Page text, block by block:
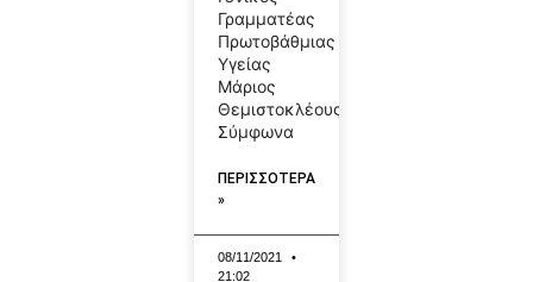
Γραμματέας
Πρωτοβάθμιας
Υγείας
Μάριος
Θεμιστοκλέους.
Σύμφωνα
ΠΕΡΙΣΣΟΤΕΡΑ
»
08/11/2021
21:02